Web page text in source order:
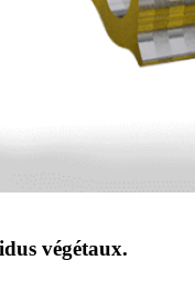
végétaux.